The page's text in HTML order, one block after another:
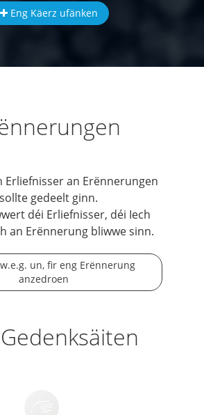
Eng Käerz ufänken
Erliefnisser an Erënnerungen
sollte gedeelt ginn.
déi Erliefnisser, déi Iech
an Erënnerung bliwwe sinn.
un, fir eng Erënnerung
anzedroen